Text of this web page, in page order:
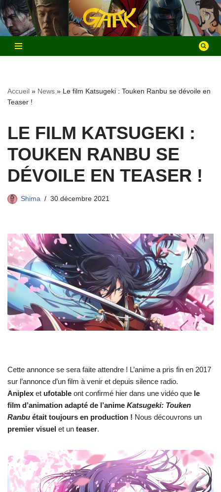
Aller
au
contenu
Accueil » News » Le film Katsugeki : Touken Ranbu se dévoile en
Teaser !
LE FILM KATSUGEKI :
TOUKEN RANBU SE
DÉVOILE EN TEASER !
Shima 30 décembre 2021
Cette annonce se sera faite attendre ! L’anime a pris fin en 2017
sur l’annonce d’un film à venir et depuis silence radio.
Aniplex et ufotable ont confirmé hier dans une vidéo que le
film d’animation adapté de l’anime Katsugeki: Touken
Ranbu était toujours en production ! Nous découvrons un
premier visuel et un teaser.